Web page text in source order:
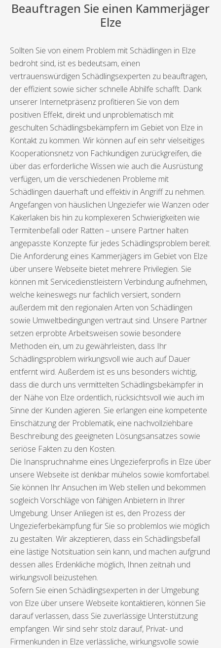
Beauftragen Sie einen Kammerjäger
Elze
Sollten Sie von einem Problem mit Schädlingen in Elze
bedroht sind, ist es bedeutsam, einen
vertrauenswürdigen Schädlingsexperten zu beauftragen,
der effizient sowie sicher schnelle Abhilfe schafft. Dank
unserer Internetpräsenz profitieren Sie von dem
positiven Effekt, direkt und unproblematisch mit
geschulten Schädlingsbekämpfern im Gebiet von Elze in
Kontakt zu kommen. Wir können auf ein sehr vielseitiges
Kooperationsnetz von Fachkundigen zurückgreifen, die
über das erforderliche Wissen wie auch die Ausrüstung
verfügen, um die verschiedenen Probleme mit
Schädlingen dauerhaft und effektiv in Angriff zu nehmen.
Angefangen von häuslichen Ungeziefer wie Wanzen oder
Kakerlaken bis hin zu komplexeren Schwierigkeiten wie
Termitenbefall oder Ratten – unsere Partner halten
angepasste Konzepte für jedes Schädlingsproblem bereit.
Die Anforderung eines Kammerjägers im Gebiet von Elze
über unsere Webseite bietet mehrere Privilegien. Sie
können mit Servicedienstleistern Verbindung aufnehmen,
welche keineswegs nur fachlich versiert, sondern
außerdem mit den regionalen Arten von Schädlingen
sowie Umweltbedingungen vertraut sind. Unsere Partner
setzen erprobte Arbeitsweisen sowie besondere
Methoden ein, um zu gewährleisten, dass Ihr
Schädlingsproblem wirkungsvoll wie auch auf Dauer
entfernt wird. Außerdem ist es uns besonders wichtig,
dass die durch uns vermittelten Schädlingsbekämpfer in
der Nähe von Elze ordentlich, rücksichtsvoll wie auch im
Sinne der Kunden agieren. Sie erlangen eine kompetente
Einschätzung der Problematik, eine nachvollziehbare
Beschreibung des geeigneten Lösungsansatzes sowie
seriöse Fakten zu den Kosten.
Die Inanspruchnahme eines Ungezieferprofis in Elze über
unsere Webseite ist denkbar mühelos sowie komfortabel.
Sie können Ihr Ansuchen im Web stellen und bekommen
sogleich Vorschläge von fähigen Anbietern in Ihrer
Umgebung. Unser Anliegen ist es, den Prozess der
Ungezieferbekämpfung für Sie so problemlos wie möglich
zu gestalten. Wir akzeptieren, dass ein Schädlingsbefall
eine lästige Notsituation sein kann, und machen aufgrund
dessen alles Erdenkliche möglich, Ihnen zeitnah und
wirkungsvoll beizustehen.
Sofern Sie einen Schädlingsexperten in der Umgebung
von Elze über unsere Webseite kontaktieren, können Sie
darauf verlassen, dass Sie zuverlässige Unterstützung
empfangen. Wir sind sehr stolz darauf, Privat- und
Firmenkunden in Elze verlässliche, wirkungsvolle sowie